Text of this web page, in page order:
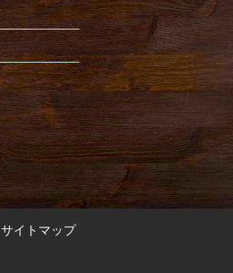
サイトマップ